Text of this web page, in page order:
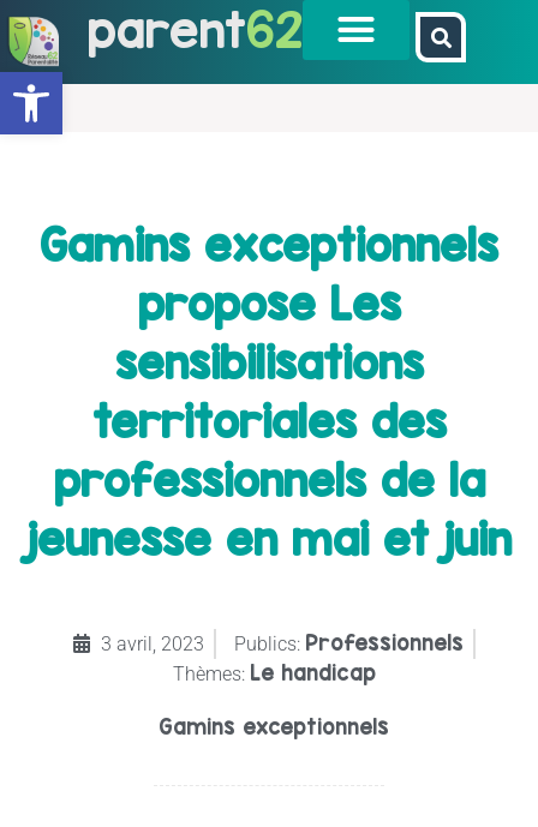
Ouvrir la barre d’outils
parent62
Gamins exceptionnels
propose Les
sensibilisations
territoriales des
professionnels de la
jeunesse en mai et juin
3 avril, 2023 Publics: Professionnels
Thèmes: Le handicap
Gamins exceptionnels